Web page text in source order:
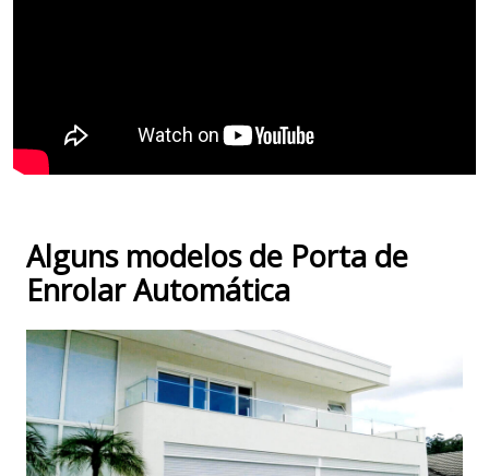
Alguns modelos de Porta de
Enrolar Automática